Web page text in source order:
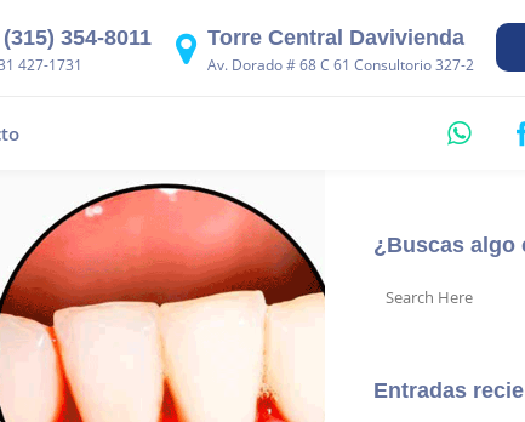
354-8011
427-1731
Torre Central Davivienda
Av. Dorado # 68 C 61 Consultorio 327-2
¿Buscas algo
Entradas